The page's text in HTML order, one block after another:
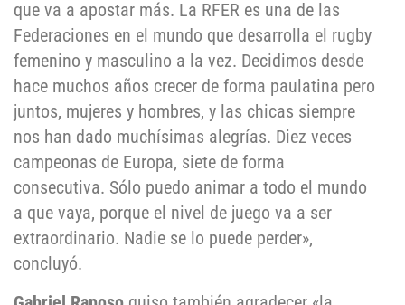
que va a apostar más. La RFER es una de las
Federaciones en el mundo que desarrolla el rugby
femenino y masculino a la vez. Decidimos desde
hace muchos años crecer de forma paulatina pero
juntos, mujeres y hombres, y las chicas siempre
nos han dado muchísimas alegrías. Diez veces
campeonas de Europa, siete de forma
consecutiva. Sólo puedo animar a todo el mundo
a que vaya, porque el nivel de juego va a ser
extraordinario. Nadie se lo puede perder»,
concluyó.